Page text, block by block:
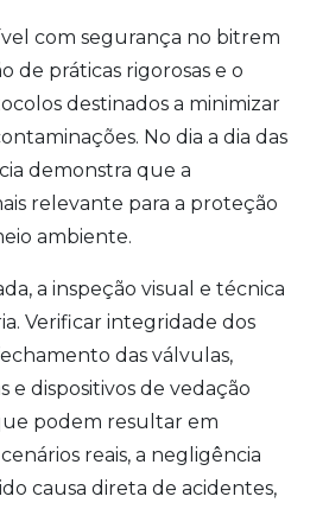
com segurança no bitrem
de práticas rigorosas e o
destinados a minimizar
No dia a dia das
demonstra que a
relevante para a proteção
ambiente.
a inspeção visual e técnica
Verificar integridade dos
das válvulas,
e dispositivos de vedação
podem resultar em
reais, a negligência
causa direta de acidentes,